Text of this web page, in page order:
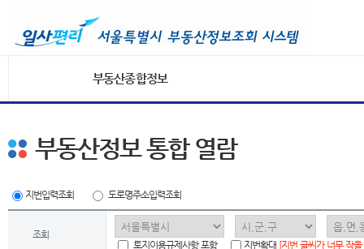
부동산종합정보
부동산정보 통합 열람
지번입력조회 도로명주소입력조회
조회
토지이용규제사항 포함
지번확대 [지번 글씨가 너무 작